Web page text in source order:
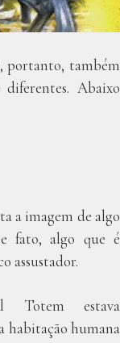
portanto, também
Abaixo
a imagem de algo
fato, algo que é
assustador.
Totem estava
habitação humana